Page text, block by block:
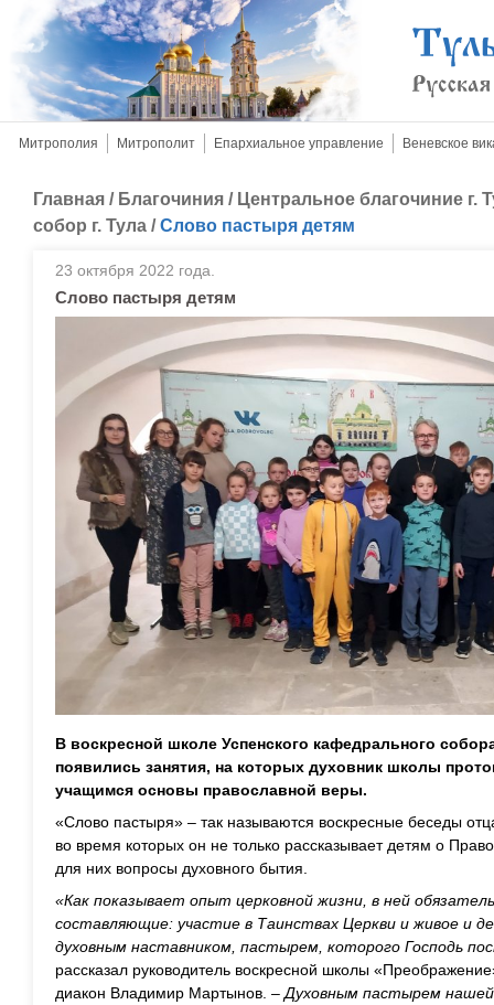
Митрополия Митрополит Епархиальное управление Веневское
Главная / Благочиния / Центральное благочиние г.
собор г. Тула /Слово пастыря детям
23 октября 2022 года.
Слово пастыря детям
В воскресной школе Успенского кафедрального
появились занятия, на которых духовник школы
учащимся основы православной веры.
«Слово пастыря» – так называются воскресные беседы
во время которых он не только рассказывает детям о
для них вопросы духовного бытия.
«Как показывает опыт церковной жизни, в ней
составляющие: участие в Таинствах Церкви и живое и
духовным наставником, пастырем, которого Господь
рассказал руководитель воскресной школы
диакон Владимир Мартынов. – Духовным пастырем нашей